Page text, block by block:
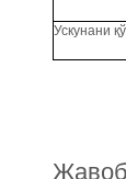
Ускунани